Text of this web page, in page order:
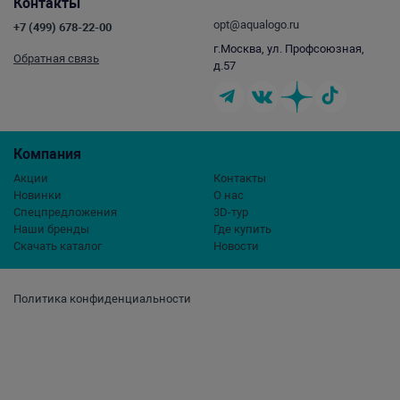
Политика конфиденциальности
Компания
Акции
Новинки
Спецпредложения
Наши бренды
Скачать каталог
Контакты
О нас
3D-тур
Где купить
Новости
+7 (499) 678-22-00
Обратная связь
opt@aqualogo.ru
г.Москва, ул. Профсоюзная,
д.57